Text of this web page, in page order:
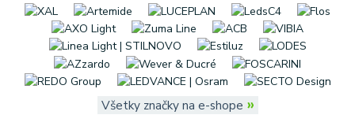
Všetky značky na e-shope »